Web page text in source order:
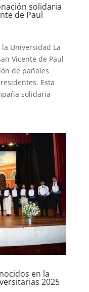
solidaria
de Paul
la Universidad La
Vicente de Paul
de pañales
Esta
solidaria
en la
2025